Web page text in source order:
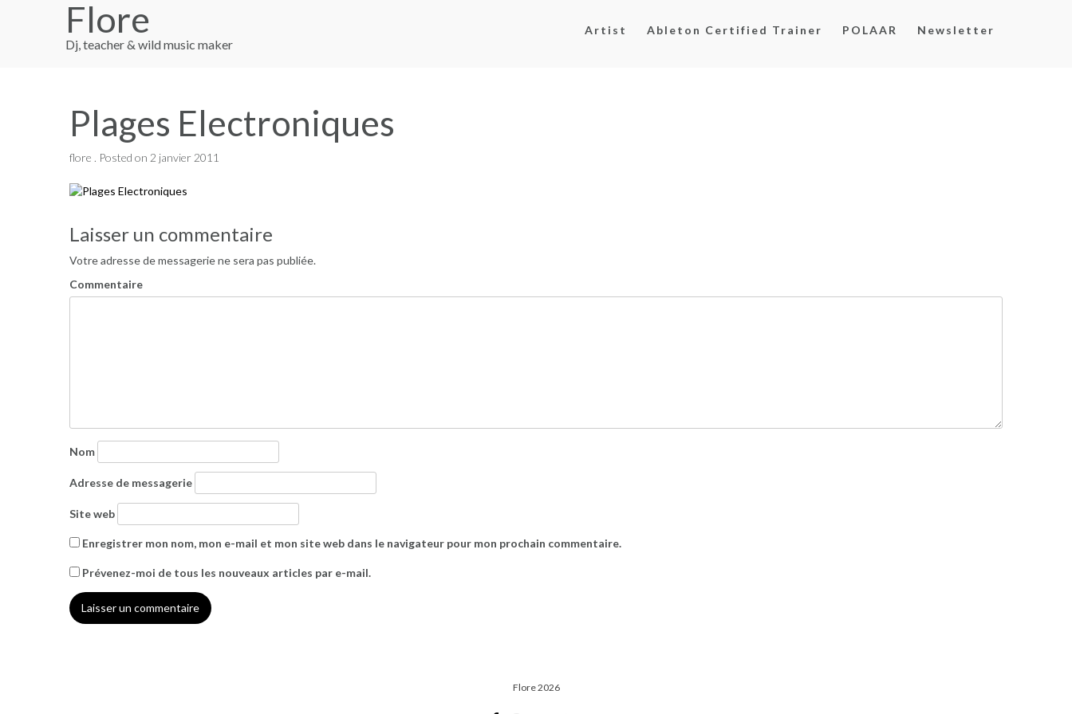
Flore
Dj, teacher & wild music maker
Artist Ableton Certified Trainer POLAAR Newsletter
Plages Electroniques
flore . Posted on 2 janvier 2011
de
l’article
Laisser un commentaire
Votre adresse de messagerie ne sera pas publiée.
Commentaire
Nom
Adresse de messagerie
Site web
Enregistrer mon nom, mon e-mail et mon site web dans le navigateur pour mon prochain commentaire.
Prévenez-moi de tous les nouveaux articles par e-mail.
Flore 2026